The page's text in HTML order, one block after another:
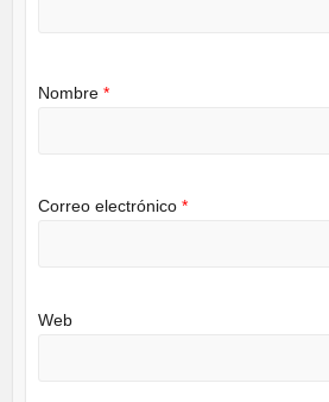
Nombre *
Correo electrónico *
Web